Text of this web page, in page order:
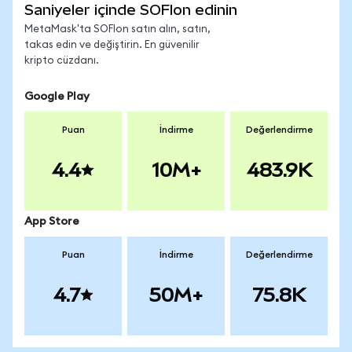
Saniyeler içinde SOFIon edinin
MetaMask'ta SOFIon satın alın, satın,
takas edin ve değiştirin. En güvenilir
kripto cüzdanı.
Google Play
Puan
4.4
İndirme
10M+
Değerlendirme
483.9K
App Store
Puan
4.7
İndirme
50M+
Değerlendirme
75.8K